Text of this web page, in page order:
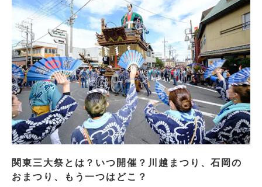
関東三大祭とは？いつ開催？川越まつり、石岡の
おまつり、もう一つはどこ？